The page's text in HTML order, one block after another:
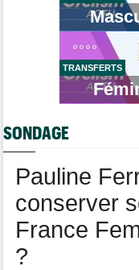
Isaac Del Toro a
ans !
Transfert
Lotto-Intermarché
Tour de Burgos
TRANSFERTS
SONDAGE
Pauline
conserver
France
?